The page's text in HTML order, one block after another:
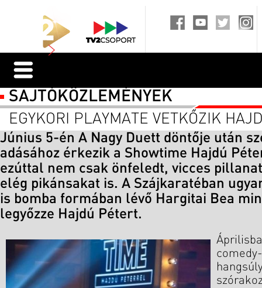
SAJTÓKÖZLEMÉNYEK
EGYKORI PLAYMATE VETKŐZIK
Június 5-én A Nagy Duett döntője után
adásához érkezik a Showtime Hajdú
ezúttal nem csak önfeledt, vicces
elég pikánsakat is. A Szájkaratéban
is bomba formában lévő Hargitai Bea
legyőzze Hajdú Pétert.